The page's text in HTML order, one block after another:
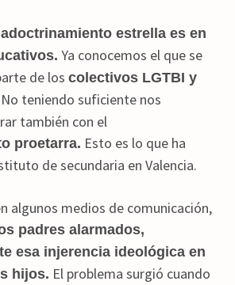
adoctrinamiento estrella es en
Ya conocemos el que se
de los colectivos LGTBI y
No teniendo suficiente nos
también con el
proetarra. Esto es lo que ha
de secundaria en Valencia.
algunos medios de comunicación,
padres alarmados,
esa injerencia ideológica en
hijos. El problema surgió cuando